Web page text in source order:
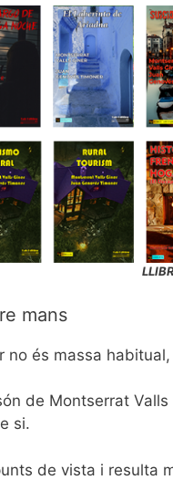
mans
no és massa
de Montserrat
si.
de vista i resulta